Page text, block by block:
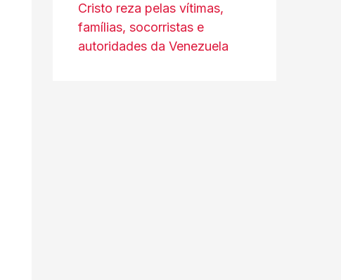
Cristo reza pelas vítimas,
famílias, socorristas e
autoridades da Venezuela